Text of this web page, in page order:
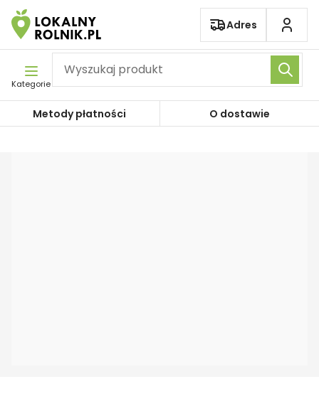
Pomiń nawigację
Adres
Kategorie
Metody płatności O dostawie